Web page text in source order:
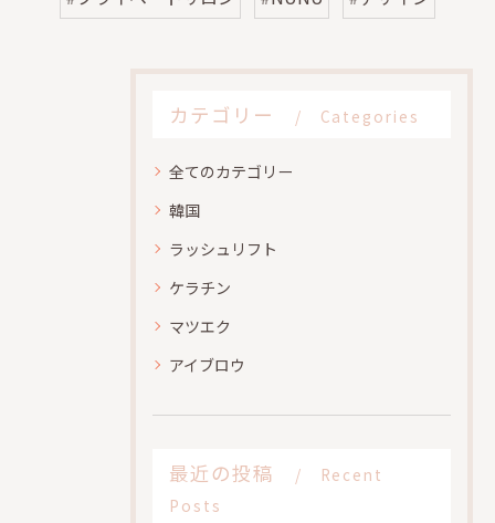
カテゴリー Categories
全てのカテゴリー
韓国
ラッシュリフト
ケラチン
マツエク
アイブロウ
最近の投稿
Recent
Posts